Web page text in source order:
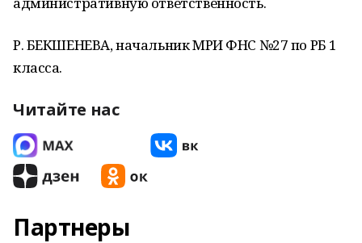
Р. БЕКШЕНЕВА, начальник МРИ ФНС №27 по РБ 1
класса.
Читайте нас
Партнеры